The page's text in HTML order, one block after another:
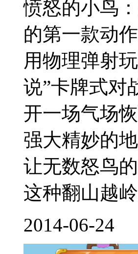
愤怒的小鸟
的第一款动
用物理弹射
说”卡牌式对
开一场气场
强大精妙的
让无数怒鸟
这种翻山越
2014-06-24